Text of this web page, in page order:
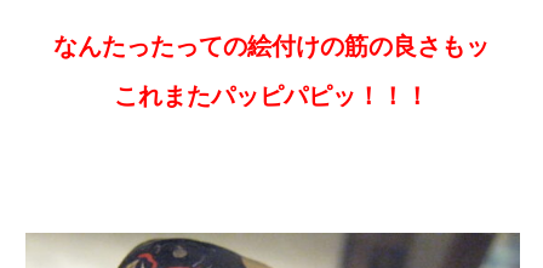
なんたったっての絵付けの筋の良さもッ
これまたパッピパピッ！！！